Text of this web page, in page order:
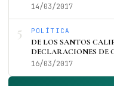
14/03/2017
5 POLÍTICA
DE LOS SANTOS
DECLARACIONES DE
16/03/2017